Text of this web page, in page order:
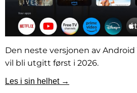
Den neste versjonen av
vil bli utgitt først i 2026.
Les i sin helhet →